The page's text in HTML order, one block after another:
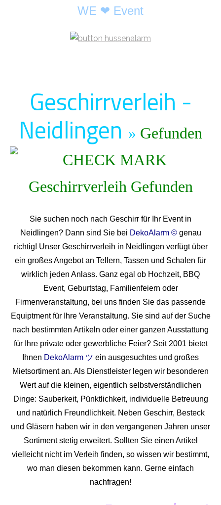
WE ❤ Event
Geschirrverleih -
Neidlingen » Gefunden
Sie suchen noch nach Geschirr für Ihr Event in
Neidlingen? Dann sind Sie bei DekoAlarm ©genau
richtig! Unser Geschirrverleih in Neidlingen verfügt über
ein großes Angebot an Tellern, Tassen und Schalen für
wirklich jeden Anlass. Ganz egal ob Hochzeit, BBQ
Event, Geburtstag, Familienfeiern oder
Firmenveranstaltung, bei uns finden Sie das passende
Equiptment für Ihre Veranstaltung. Sie sind auf der Suche
nach bestimmten Artikeln oder einer ganzen Ausstattung
für Ihre private oder gewerbliche Feier? Seit 2001 bietet
Ihnen DekoAlarm ツ ein ausgesuchtes und großes
Mietsortiment an. Als Dienstleister legen wir besonderen
Wert auf die kleinen, eigentlich selbstverständlichen
Dinge: Sauberkeit, Pünktlichkeit, individuelle Betreuung
und natürlich Freundlichkeit. Neben Geschirr, Besteck
und Gläsern haben wir in den vergangenen Jahren unser
Sortiment stetig erweitert. Sollten Sie einen Artikel
vielleicht nicht im Verleih finden, so wissen wir bestimmt,
wo man diesen bekommen kann. Gerne einfach
nachfragen!